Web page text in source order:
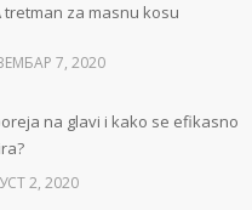
tretman za masnu kosu
7, 2020
na glavi i kako se efikasno
2, 2020